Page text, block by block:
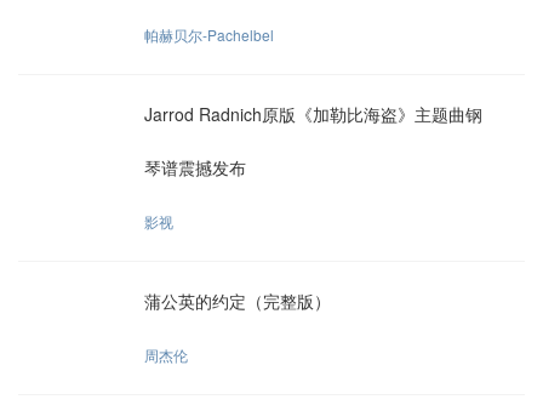
帕赫贝尔-Pachelbel
Jarrod Radnich原版《加勒比海盗》主题曲钢
琴谱震撼发布
影视
蒲公英的约定（完整版）
周杰伦